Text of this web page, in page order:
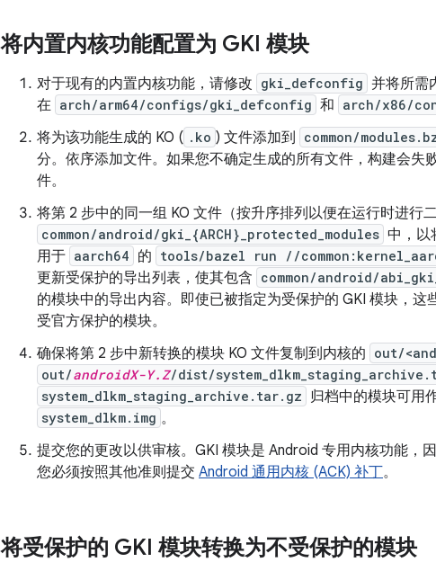
将内置内核功能配置为 GKI 模块
对于现有的内置内核功能，请修改 gki_defconfig 并将所需
在 arch/arm64/configs/gki_defconfig 和 arch/x86/
将为该功能生成的 KO ( .ko ) 文件添加到 common/
分。依序添加文件。如果您不确定生成的所有文件，构建会失
件。
将第 2 步中的同一组 KO 文件（按升序排列以便在运行时进行
common/android/gki_{ARCH}_protected_modules 中，以
用于 aarch64 的 tools/bazel run //
更新受保护的导出列表，使其包含 common/android/
的模块中的导出内容。即使已被指定为受保护的 GKI 模块，
受官方保护的模块。
确保将第 2 步中新转换的模块 KO 文件复制到内核的 out/
out/androidX-Y.Z/dist/
system_dlkm_staging_archive.tar.gz 归档中的模块可用
system_dlkm.img 。
提交您的更改以供审核。GKI 模块是 Android 专用内核功能，
您必须按照其他准则提交 Android 通用内核 (ACK) 补丁。
将受保护的 GKI 模块转换为不受保护的模块